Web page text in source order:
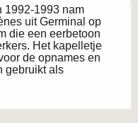
1992-1993 nam
uit Germinal op
die een eerbetoon
Het kapelletje
de opnames en
gebruikt als